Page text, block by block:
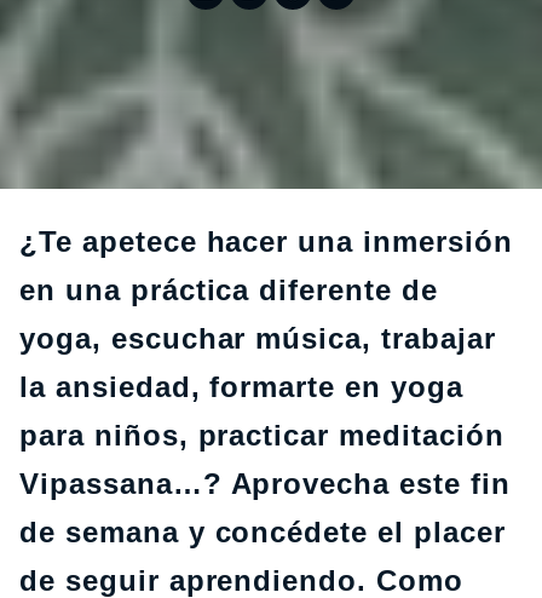
¿Te apetece hacer una inmersión
en una práctica diferente de
yoga, escuchar música, trabajar
la ansiedad, formarte en yoga
para niños, practicar meditación
Vipassana…? Aprovecha este fin
de semana y concédete el placer
de seguir aprendiendo. Como